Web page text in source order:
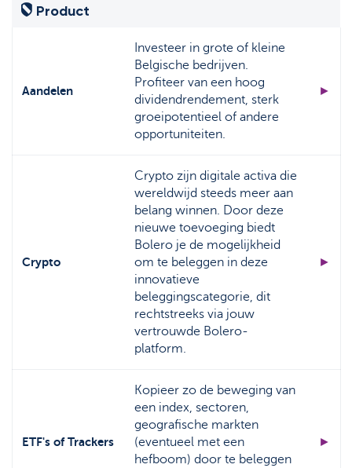
Lexicon
Product
Aandelen
Investeer in grote of kleine
Belgische bedrijven.
Profiteer van een hoog
dividendrendement, sterk
groeipotentieel of andere
opportuniteiten.
►
Crypto
Crypto zijn digitale activa die
wereldwijd steeds meer aan
belang winnen. Door deze
nieuwe toevoeging biedt
Bolero je de mogelijkheid
om te beleggen in deze
innovatieve
beleggingscategorie, dit
rechtstreeks via jouw
vertrouwde Bolero-
platform.
►
ETF's of Trackers
Kopieer zo de beweging van
een index, sectoren,
geografische markten
(eventueel met een
hefboom) door te beleggen
►